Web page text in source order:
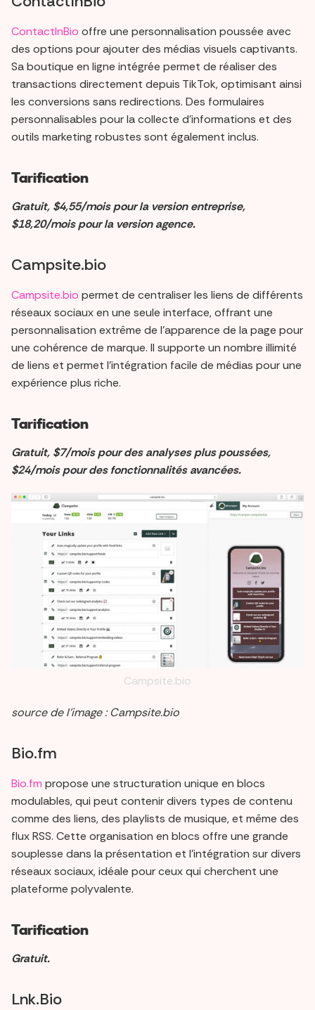
ContactInBio offre une personnalisation poussée avec
des options pour ajouter des médias visuels captivants.
Sa boutique en ligne intégrée permet de réaliser des
transactions directement depuis TikTok, optimisant ainsi
les conversions sans redirections. Des formulaires
personnalisables pour la collecte d'informations et des
outils marketing robustes sont également inclus.
Tarification
Gratuit, $4,55/mois pour la version entreprise,
$18,20/mois pour la version agence.
Campsite.bio
Campsite.bio permet de centraliser les liens de différents
réseaux sociaux en une seule interface, offrant une
personnalisation extrême de l'apparence de la page pour
une cohérence de marque. Il supporte un nombre illimité
de liens et permet l'intégration facile de médias pour une
expérience plus riche.
Tarification
Gratuit, $7/mois pour des analyses plus poussées,
$24/mois pour des fonctionnalités avancées.
Campsite.bio
source de l’image : Campsite.bio
Bio.fm
Bio.fm propose une structuration unique en blocs
modulables, qui peut contenir divers types de contenu
comme des liens, des playlists de musique, et même des
flux RSS. Cette organisation en blocs offre une grande
souplesse dans la présentation et l'intégration sur divers
réseaux sociaux, idéale pour ceux qui cherchent une
plateforme polyvalente.
Tarification
Gratuit.
Lnk.Bio